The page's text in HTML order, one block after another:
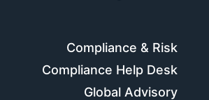
Compliance & Risk
Compliance Help Desk
Global Advisory